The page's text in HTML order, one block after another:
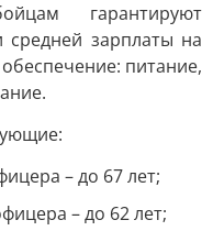
гарантируют
средней зарплаты на
питание,
– до 67 лет;
– до 62 лет;